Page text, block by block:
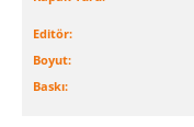
Editör:
Boyut:
Baskı: